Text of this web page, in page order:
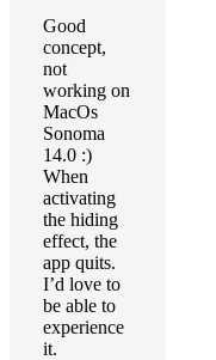
Good
concept,
not
working on
MacOs
Sonoma
14.0 :)
When
activating
the hiding
effect, the
app quits.
I’d love to
be able to
experience
it.